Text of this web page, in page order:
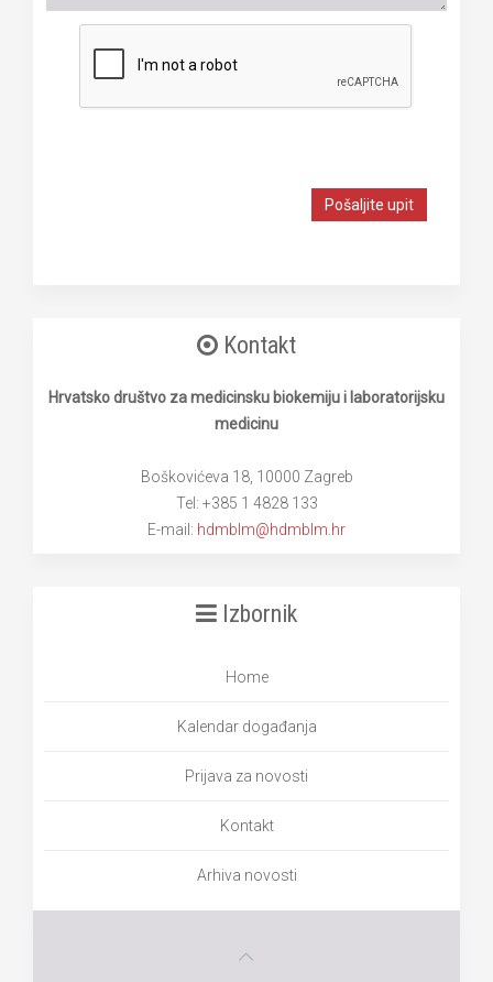
Pošaljite upit
Kontakt
Hrvatsko društvo za medicinsku biokemiju i laboratorijsku
medicinu
Boškovićeva 18, 10000 Zagreb
Tel: +385 1 4828 133
E-mail: hdmblm@hdmblm.hr
Izbornik
Home
Kalendar događanja
Prijava za novosti
Kontakt
Arhiva novosti